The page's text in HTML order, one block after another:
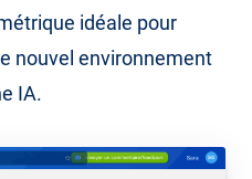
idéale pour
nouvel environnement
IA.